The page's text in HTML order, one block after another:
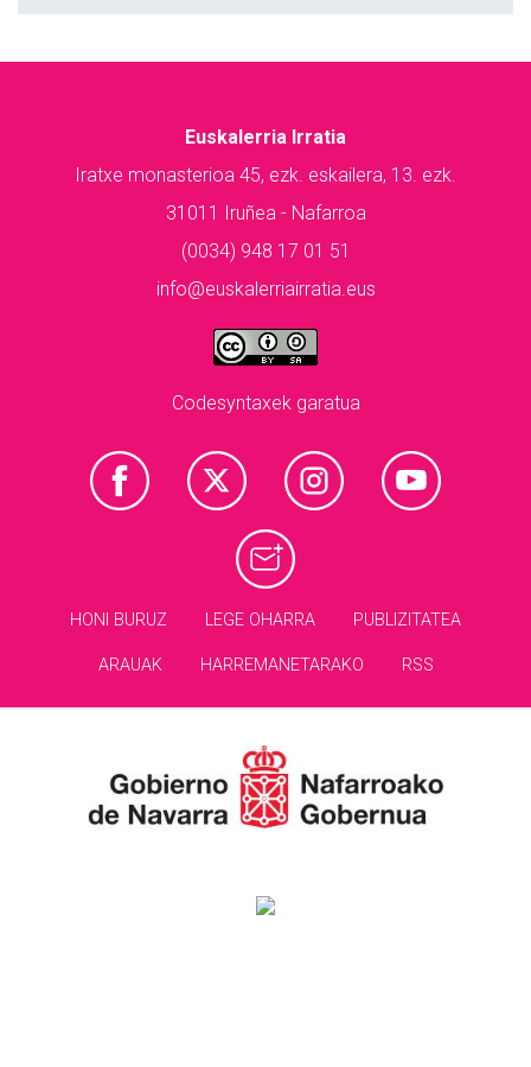
Euskalerria Irratia
Iratxe monasterioa 45, ezk. eskailera, 13. ezk.
31011 Iruñea - Nafarroa
(0034) 948 17 01 51
info@euskalerriairratia.eus
Codesyntaxek garatua
HONI BURUZ LEGE OHARRA PUBLIZITATEA
ARAUAK HARREMANETARAKO RSS